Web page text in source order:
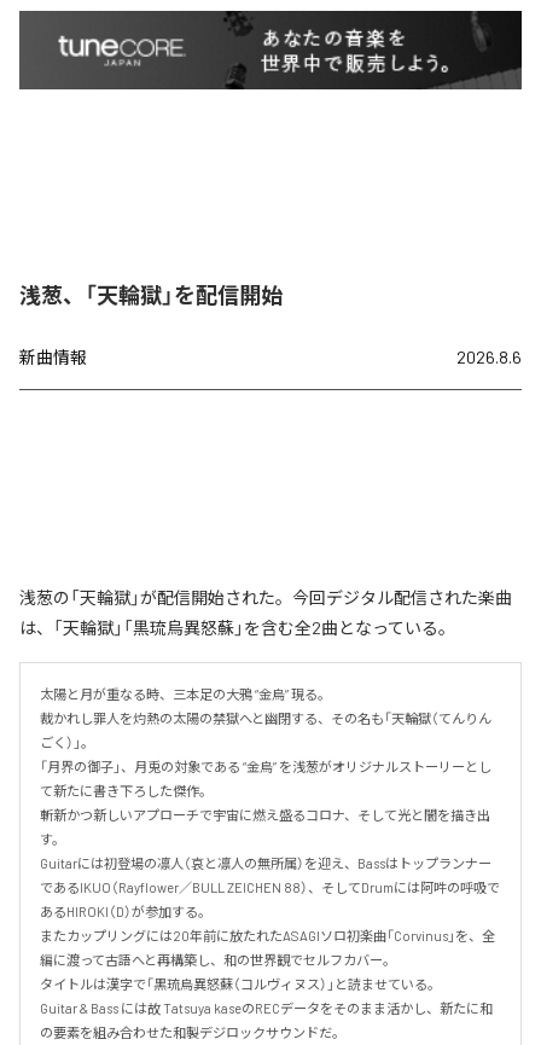
浅葱、「天輪獄」を配信開始
新曲情報 2026.8.6
浅葱の「天輪獄」が配信開始された。今回デジタル配信された楽曲
は、「天輪獄」「黒琉烏異怒蘇」を含む全2曲となっている。
太陽と月が重なる時、三本足の大鴉 “金烏” 現る。
裁かれし罪人を灼熱の太陽の禁獄へと幽閉する、その名も「天輪獄（てんりん
ごく）」。
「月界の御子」、月兎の対象である “金烏” を浅葱がオリジナルストーリーとし
て新たに書き下ろした傑作。
斬新かつ新しいアプローチで宇宙に燃え盛るコロナ、そして光と闇を描き出
す。
Guitarには初登場の凛人（哀と凛人の無所属）を迎え、Bassはトップランナー
であるIKUO（Rayflower／BULL ZEICHEN 88）、そしてDrumには阿吽の呼吸で
あるHIROKI（D）が参加する。
またカップリングには20年前に放たれたASAGIソロ初楽曲「Corvinus」を、全
編に渡って古語へと再構築し、和の世界観でセルフカバー。
タイトルは漢字で「黒琉烏異怒蘇（コルヴィヌス）」と読ませている。
Guitar & Bass には故 Tatsuya kaseのRECデータをそのまま活かし、新たに和
の要素を組み合わせた和製デジロックサウンドだ。